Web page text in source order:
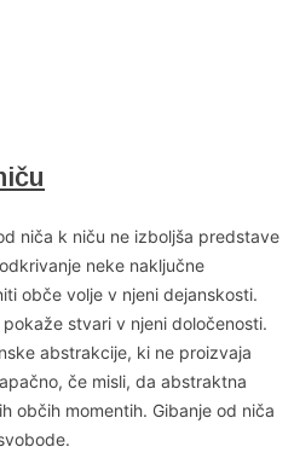
niča k niču ne izboljša predstave
neke naključne
obče volje v njeni dejanskosti.
stvari v njeni določenosti.
abstrakcije, ki ne proizvaja
če misli, da abstraktna
občih momentih. Gibanje od niča